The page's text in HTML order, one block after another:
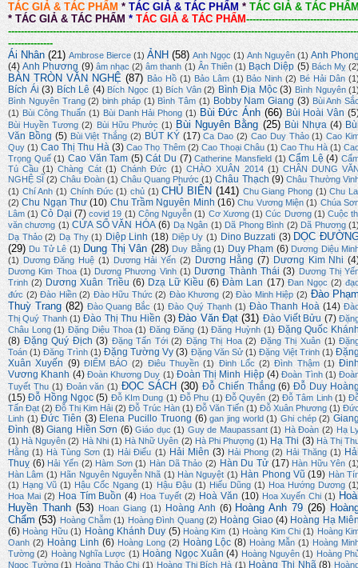
TÁC GIẢ & TÁC PHẨM * TÁC GIẢ & TÁC PHẨM * TÁC GIẢ & TÁC
* TÁC GIẢ & TÁC PHẨM *TÁC GIẢ & TÁC PHẨM-----------------------------------
--------------
Ái Nhân (21) Ambrose Bierce (1) ẢNH (58) Anh Ngọc (1) Anh Nguyên (1) Anh
(4) Anh Phương (9) âm nhạc (2) âm thanh (1) Ân Thiên (1) Bạch Diệp (5) Bách Mỵ
BÀN TRÒN VĂN NGHỆ (87) Bảo Hồ (1) Bảo Lâm (1) Bảo Ninh (2) Bé Hải Dân
Bích Ái (3) Bích Lê (4) Bích Ngọc (1) Bích Vân (2) Bình Địa Mộc (3) Bình Nguyên
Bình Nguyên Trang (2) binh pháp (1) Bình Tâm (1) Bobby Nam Giang (3) Bùi Anh
(1) Bùi Công Thuấn (1) Bùi Danh Hải Phong (1) Bùi Đức Ánh (66) Bùi Hoài Vân
Bùi Huyền Tương (2) Bùi Hữu Phước (1) Bùi Nguyên Bằng (25) Bùi Nhựa (4)
Văn Bồng (5) Bùi Việt Thắng (2) BÚT KÝ (17) Ca Dao (2) Cao Duy Thảo (1) Cao
Quy (1) Cao Thị Thu Hà (3) Cao Thọ Thêm (2) Cao Thoại Châu (1) Cao Thu Hà (1)
Trọng Quế (1) Cao Văn Tam (5) Cát Du (7) Catherine Mansfield (1) Cẩm Lệ (4)
Tú Cầu (1) Chàng Cát (1) Chánh Đức (1) CHÀO XUÂN 2014 (1) CHÂN DUNG
NGHỆ SĨ (2) Châu Đoàn (1) Châu Quang Phước (1) Châu Thạch (9) Châu Thường
(1) Chí Anh (1) Chính Đức (1) chủ (1) CHỦ BIÊN (141) Chu Giang Phong (1) Chu
(2) Chu Ngạn Thư (10) Chu Trầm Nguyên Minh (16) Chu Vương Miện (1) Chúa
Lâm (1) Cỏ Dại (7) covid 19 (1) Công Nguyễn (1) Cơ Xương (1) Cúc Dương (1) Cuộc
văn chương (1) CỬA SỔ VĂN HÓA (6) Dạ Ngân (1) Dã Phong Bình (2) Dã Phương
Dạ Thảo (2) Dạ Thy (1) Diệp Linh (18) Diệp Uy (1) Dino Buzzati (3) DỌC
(29) Du Tử Lê (1) Dung Thị Vân (28) Duy Bằng (1) Duy Phạm (6) Dương Diệu
(1)
Dương Đăng Huệ (1) Dương Hải Yến (2) Dương Hằng (7) Dương Kim Nhi
Dương Kim Thoa (1) Dương Phương Vinh (1) Dương Thành Thái (3) Dương Thị
Trinh (2) Dương Xuân Triều (6) Dzạ Lữ Kiều (6) Đàm Lan (17) Đan Ngọc (2)
đức (2) Đào Hiền (2) Đào Hữu Thức (2) Đào Khương (2) Đào Minh Hiệp (2) Đào
Thuỳ Trang (82) Đào Quang Bắc (1) Đào Quý Thạnh (1) Đào Thanh Hoà (14)
Thị Quý Thanh (1) Đào Thị Thu Hiền (3) Đào Văn Đạt (31) Đào Viết Bửu (7)
Châu Long (1) Đặng Diệu Thoa (1) Đăng Đăng (1) Đăng Huỳnh (1) Đặng Quốc
(8) Đặng Quý Địch (3) Đặng Tấn Tới (2) Đặng Thị Hoa (2) Đặng Thị Xuân (1)
Toán (1) Đăng Trình (1) Đặng Tường Vy (3) Đặng Văn Sử (1) Đặng Việt Trinh (1)
Xuân Xuyến (9) ĐIỂM BÁO (2) Điêu Thuyền (1) Đinh Lốc (2) Đình Thậm (1)
Vương Khanh (4) Đoàn Khương Duy (1) Đoàn Thị Minh Hiệp (4) Đoàn Tình (1)
Tuyết Thu (1) Đoản văn (1) ĐỌC SÁCH (30) Đỗ Chiến Thắng (6) Đỗ Duy
(15) Đỗ Hồng Ngọc (5) Đỗ KIm Dung (1) Đỗ Phu (1) Đỗ Quyên (2) Đỗ Tâm Linh (1)
Tấn Đạt (2) Đỗ Thị Kim Hải (2) Đỗ Trúc Hàn (1) Đỗ Văn Tiến (1) Đỗ Xuân Phương (1)
Linh (1) Đức Tiên (3) Elena Pucillo Truong (6) gan jing world (1) Ghi chép (2)
Đình (8) Giang Hiền Sơn (6) Giáo dục (1) Guy de Maupassant (1) Hà Đoàn (2) Hạ
(1) Hà Nguyên (2) Hà Nhi (1) Hà Nhữ Uyên (2) Hà Phi Phượng (1) Hạ Thi (3) Hà Thị
Hằng (1) Hà Tùng Sơn (1) Hải Điểu (1) Hải Miên (3) Hải Phong (2) Hải Thăng (1)
Thuỵ (6) Hải Yến (2) Hàm Sơn (1) Hàn Dã Thảo (2) Hàn Du Tử (17) Hàn Hữu Yên
Hàn Lâm (1) Hãn Nguyên Nguyễn Nhã (1) Hàn Nguyệt (1) Hàn Phong Vũ (19) Hàn
(1) Hạng Vũ (1) Hậu Cốc Ngang (1) Hậu Đậu (1) Hiếu Dũng (1) Hoa Hướng Dương
Hoa Mai (2) Hoa Tím Buồn (4) Hoa Tuyết (2) Hoà Văn (10) Hoa Xuyến Chi (1)
Huyền Thanh (53) Hoan Giang (1) Hoàng Anh (6) Hoàng Anh 79 (26)
Chẩm (53) Hoàng Chẫm (1) Hoàng Đình Quang (2) Hoàng Giao (4) Hoàng Hạ
(6) Hoàng Hữu (1) Hoàng Khánh Duy (5) Hoàng Kim (1) Hoàng Kim Chi (1) Hoàng
Oanh (2) Hoàng Linh (6) Hoàng Long (2) Hoàng Lộc (8) Hoàng Mẫn (1) Hoàng
Tường (2) Hoàng Nghĩa Lược (1) Hoàng Ngọc Xuân (4) Hoàng Nguyên (1) Hoàng
Ngọc Tường (1) Hoàng Thảo Chi (1) Hoàng Thị Bích Hà (1) Hoàng Thị Nhã (8)